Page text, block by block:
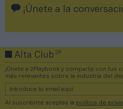
¡Únete a la
Alta Club2P
¡Únete a 2Playbook y comparte con tus
más relevantes sobre la industria del
Al suscribirte aceptas la política de